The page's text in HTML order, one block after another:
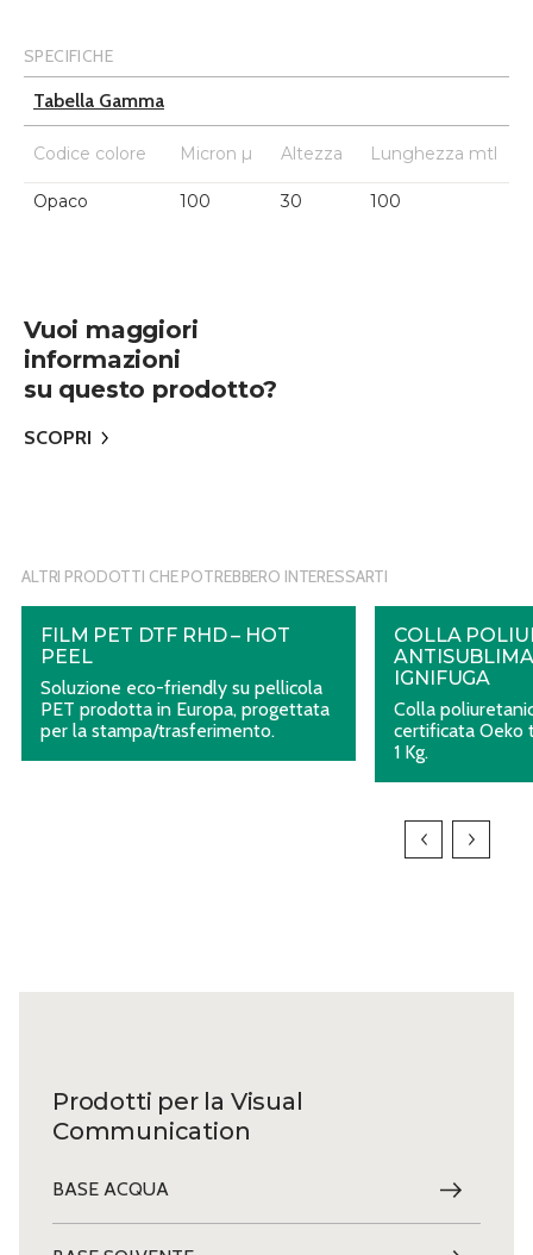
SPECIFICHE
Tabella Gamma
Codice colore Micron µ Altezza Lunghezza mtl
Opaco 100 30 100
Vuoi maggiori
informazioni
su questo prodotto?
SCOPRI
ALTRI PRODOTTI CHE POTREBBERO INTERESSARTI
FILM PET DTF RHD – HOT
PEEL
Soluzione eco-friendly su pellicola
PET prodotta in Europa, progettata
per la stampa/trasferimento.
COLLA
IGNIFUGA
Colla
certificata Oeko
1 Kg.
Prodotti per la Visual
Communication
BASE ACQUA